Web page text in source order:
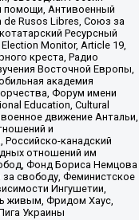
помощи, Антивоенный
de Rusos Libres, Союз за
Ресурсный
Monitor, Article 19,
креста, Радио
Восточной Европы,
академия
Форум имени
Education, Cultural
движение Антальи,
и
Российско-канадский
отношений им
Фонд Бориса Немцова
свободу, Феминистское
Ингушетии,
живым, Фридом Хаус,
Украины